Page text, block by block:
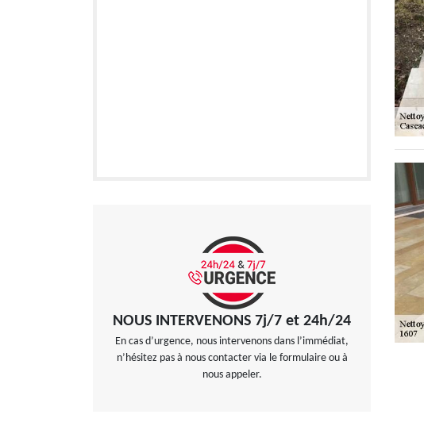
NOUS INTERVENONS 7j/7 et 24h/24
En cas d’urgence, nous intervenons dans l’immédiat,
n’hésitez pas à nous contacter via le formulaire ou à
nous appeler.